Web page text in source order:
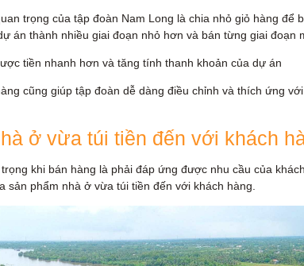
trọng của tập đoàn Nam Long là chia nhỏ giỏ hàng để
án thành nhiều giai đoạn nhỏ hơn và bán từng giai đoạn
tiền nhanh hơn và tăng tính thanh khoản của dự án
cũng giúp tập đoàn dễ dàng điều chỉnh và thích ứng
ở vừa túi tiền đến với khách
khi bán hàng là phải đáp ứng được nhu cầu của
sản phẩm nhà ở vừa túi tiền đến với khách hàng.